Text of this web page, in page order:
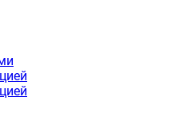
с тормозом
трёхфазные
INNORED
вентиляция INNOVARI
редукторы INNORED
INNORED в квадратном